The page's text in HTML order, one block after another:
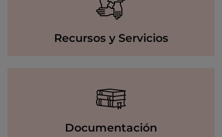
Recursos y Servicios
Documentación